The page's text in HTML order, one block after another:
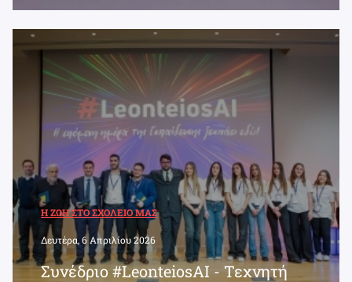
Η ΖΩΉ ΣΤΟ ΣΧΟΛΕΊΟ ΜΑΣ
Δευτέρα, 6 Απριλίου 2026
Συνέδριο #LeonteiosAI - Τεχνητή